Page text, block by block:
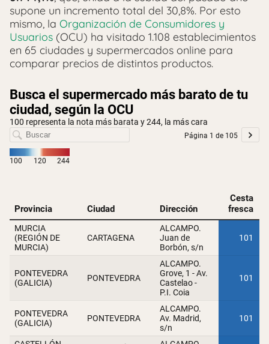
supone un incremento total del 30,8%. Por esto
mismo, la Organización de Consumidores y
Usuarios (OCU) ha visitado 1.108 establecimientos
en 65 ciudades y supermercados online para
comparar precios de distintos productos.